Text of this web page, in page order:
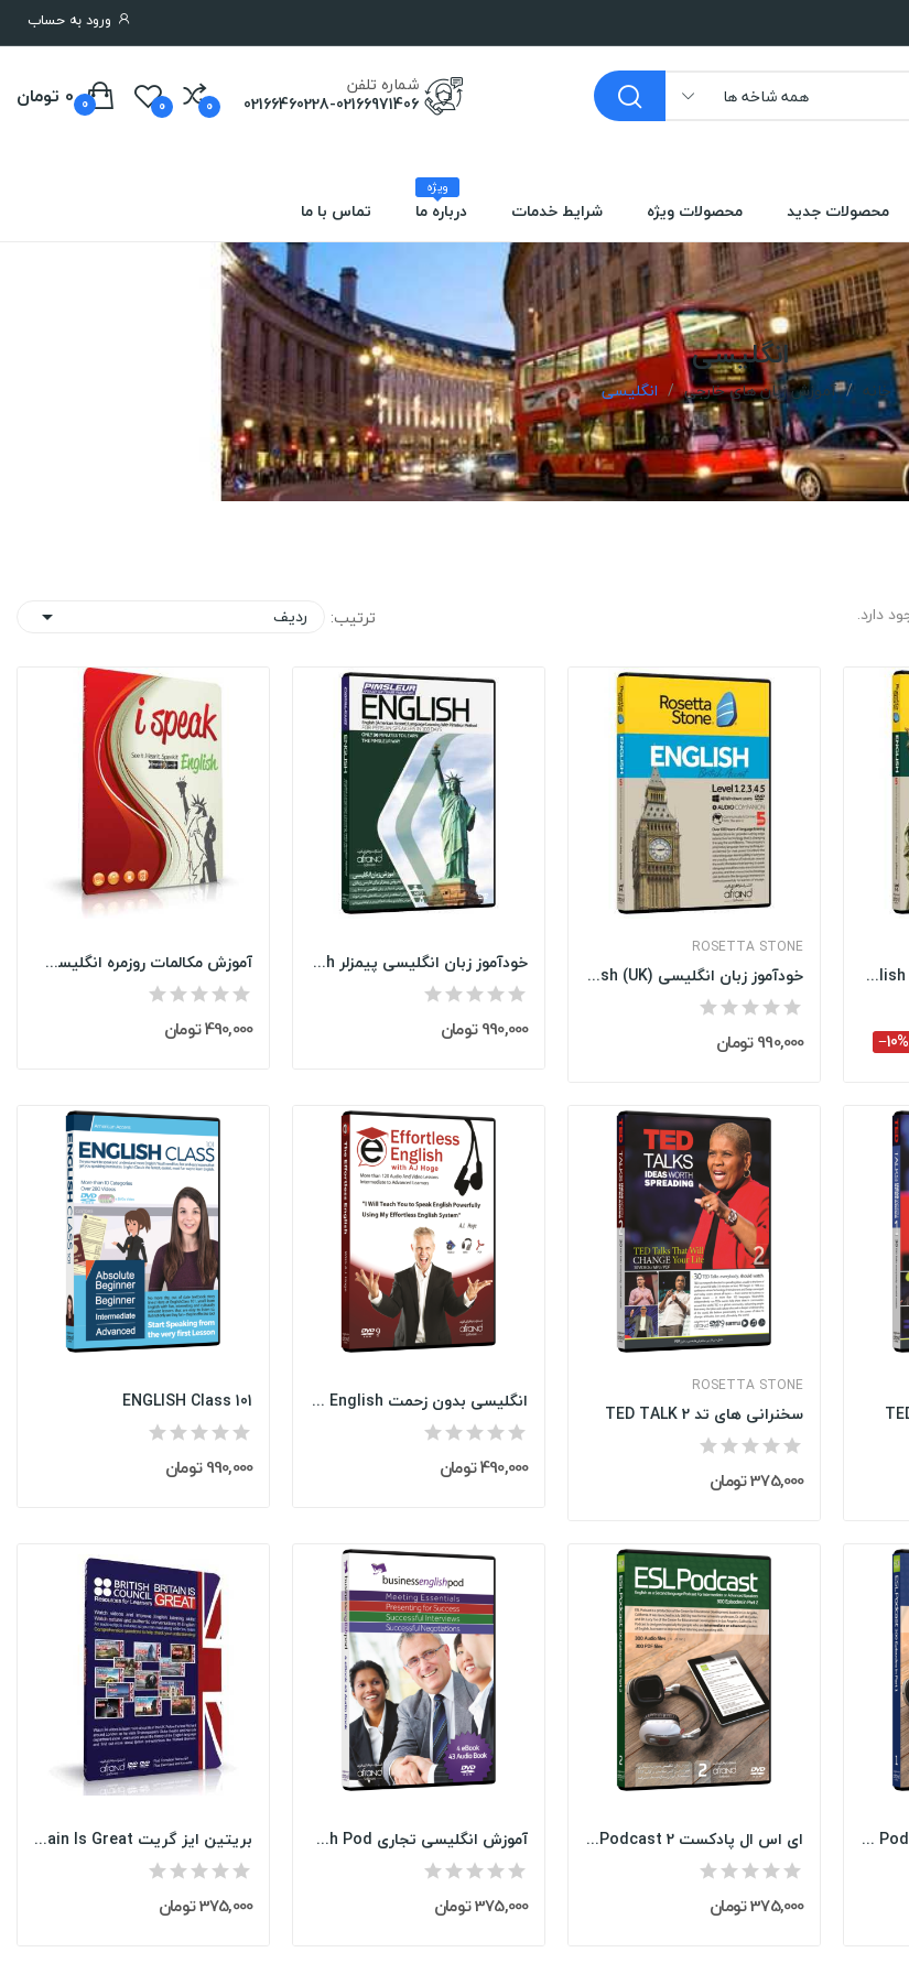
ورود به حساب
همه شاخه ها شماره تلفن
02166460228-02166971406
0
0 0 تومان 0
محصولات جدید محصولات ویژه شرایط خدمات درباره ما
ویژه
تماس با ما
انگلیسی
خانه آموزش زبان های خارجی انگلیسی
(3)
ترتیب: ردیف 
خودآموز زبان انگلیسی Rosetta Stone English US...
‎−10%
ROSETTA STONE
خودآموز زبان انگلیسی Rosetta Stone English (UK)...
990,000 تومان
خودآموز زبان انگلیسی پیمزلر Pimsleur English
990,000 تومان
آموزش مکالمات روزمره انگلیسی I Speak English
490,000 تومان
ROSETTA STONE
سخنرانی های تد TED TALK 2
375,000 تومان
انگلیسی بدون زحمت Effortless English
490,000 تومان
ENGLISH Class 101
990,000 تومان
ای اس ال پادکست ESL Podcast 1 ای اس ال پادکست ESL Podcast 2
375,000 تومان
آموزش انگلیسی تجاری Business English Pod
375,000 تومان
بریتین ایز گریت British Council-Britain Is Great
375,000 تومان